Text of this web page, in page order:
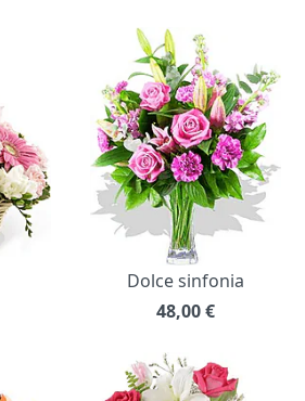
Dolce sinfonia
48,00€